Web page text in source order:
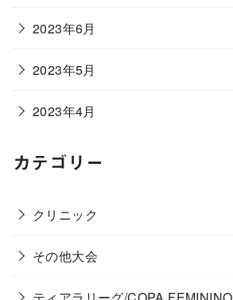
2023年6月
2023年5月
2023年4月
カテゴリー
クリニック
その他大会